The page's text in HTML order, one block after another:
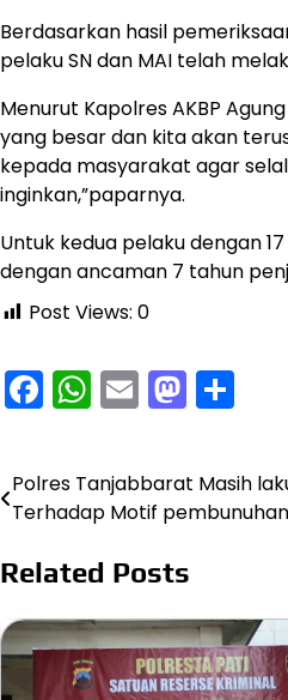
Berdasarkan hasil
pelaku SN dan MAI telah
Menurut Kapolres AKBP
yang besar dan kita akan
kepada masyarakat agar
inginkan,”paparnya.
Untuk kedua pelaku dengan
dengan ancaman 7 tahun
Post Views: 0
Facebook
WhatsApp
Email
Navigasi
Polres Tanjabbarat Masih
Terhadap Motif
Related Posts